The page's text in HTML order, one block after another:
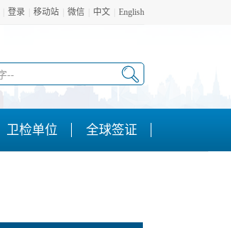
登录 移动站 微信 中文 English
卫检单位 全球签证